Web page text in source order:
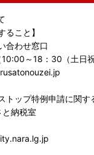
ること】
合わせ窓口
～18：30（土日
トップ特例申請に関す
納税室